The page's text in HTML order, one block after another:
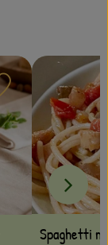
Rezept zu
Spaghetti